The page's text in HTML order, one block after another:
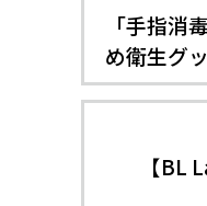
「手指消
め衛生グ
【BL